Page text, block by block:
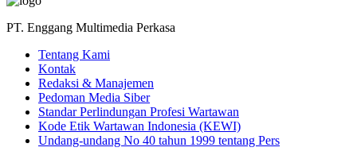
PT. Enggang Multimedia Perkasa
Tentang Kami
Kontak
Redaksi & Manajemen
Pedoman Media Siber
Standar Perlindungan Profesi Wartawan
Kode Etik Wartawan Indonesia (KEWI)
Undang-undang No 40 tahun 1999 tentang Pers